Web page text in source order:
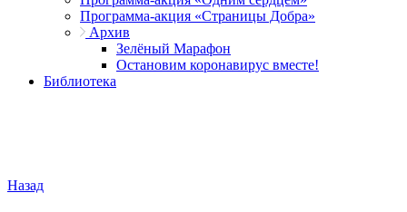
Программа-акция «Страницы Добра»
Архив
Зелёный Марафон
Остановим коронавирус вместе!
Библиотека
Назад